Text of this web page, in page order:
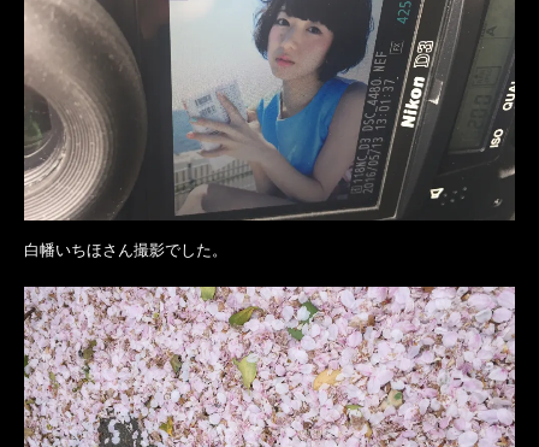
白幡いちほさん撮影でした。